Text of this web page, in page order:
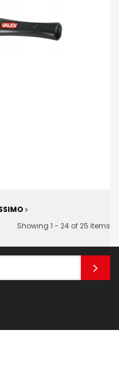
Showing 1 - 24 of 25 items